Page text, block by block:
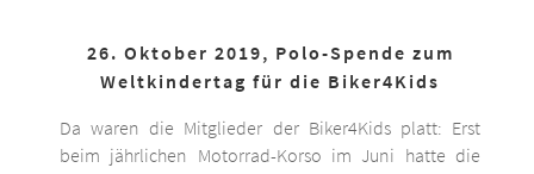
26. Oktober 2019, Polo-Spende zum
Weltkindertag für die Biker4Kids
Da waren die Mitglieder der Biker4Kids platt: Erst
beim jährlichen Motorrad-Korso im Juni hatte die